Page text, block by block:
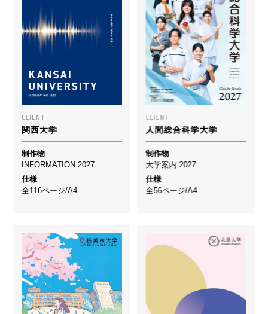
CLIENT
関西大学
制作物
INFORMATION 2027
仕様
全116ページ/A4
CLIENT
人間総合科学大学
制作物
大学案内 2027
仕様
全56ページ/A4